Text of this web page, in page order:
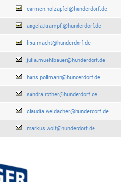
carmen.holzapfel@hunderdorf.de
angela.krampfl@hunderdorf.de
lisa.macht@hunderdorf.de
julia.muehlbauer@hunderdorf.de
hans.pollmann@hunderdorf.de
sandra.rother@hunderdorf.de
claudia.weidacher@hunderdorf.de
markus.wolf@hunderdorf.de